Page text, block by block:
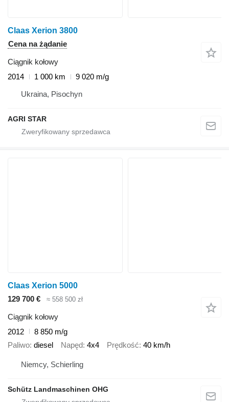
Claas Xerion 3800
Cena na żądanie
Ciągnik kołowy
2014
1 000 km
9 020 m/g
Ukraina, Pisochyn
AGRI STAR
Claas Xerion 5000
129 700 €
≈ 558 500 zł
Ciągnik kołowy
2012
8 850 m/g
Paliwo diesel Napęd 4x4 Prędkość 40 km/h
Niemcy, Schierling
Schütz Landmaschinen OHG